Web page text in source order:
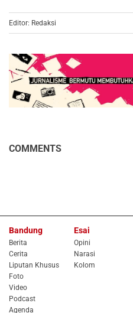
Editor: Redaksi
COMMENTS
Bandung
Berita
Cerita
Liputan Khusus
Foto
Video
Podcast
Agenda
Esai
Opini
Narasi
Kolom